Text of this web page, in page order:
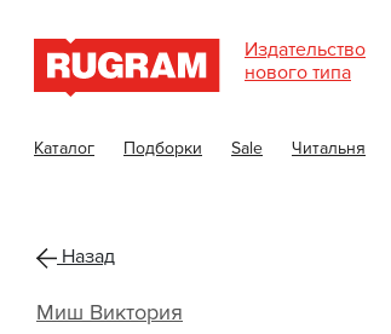
Издательство
нового типа
Каталог Подборки Sale Читальня
Назад
Миш Виктория